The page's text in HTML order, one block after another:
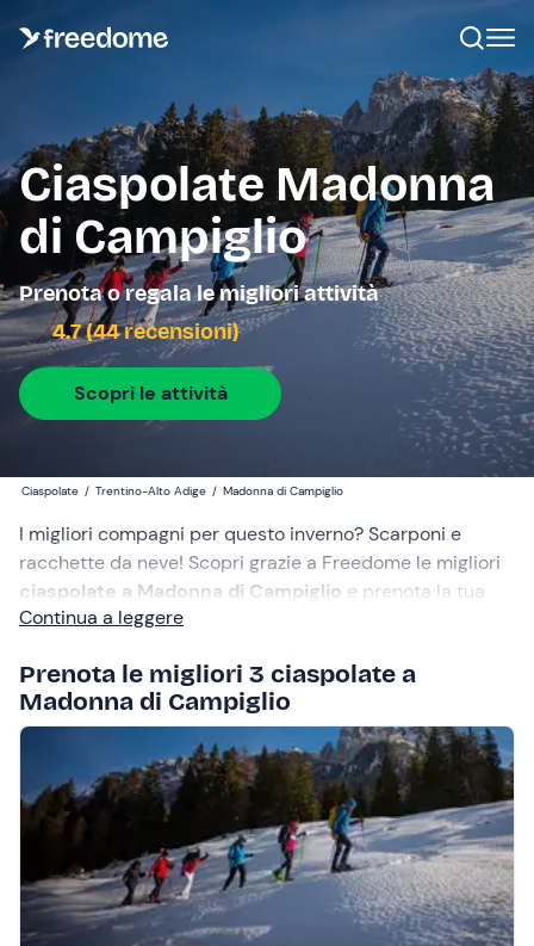
Ciaspolate Madonna
di Campiglio
Prenota o regala le migliori attività
4.7 (44 recensioni)
Scopri le attività
Ciaspolate / Trentino-Alto Adige / Madonna di Campiglio
I migliori compagni per questo inverno? Scarponi e
racchette da neve! Scopri grazie a Freedome le migliori
ciaspolate a Madonna di Campiglio e prenota la tua
avventura sulla neve per esplorare il Parco Naturale
divertente.
Continua a leggere
Prenota le migliori 3 ciaspolate a
Madonna di Campiglio